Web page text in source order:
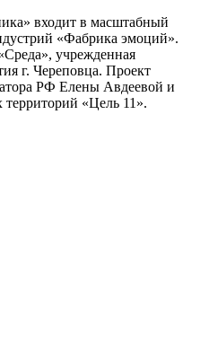
входит в масштабный
«Фабрика эмоций».
учрежденная
г. Череповца. Проект
РФ Елены Авдеевой и
«Цель 11».